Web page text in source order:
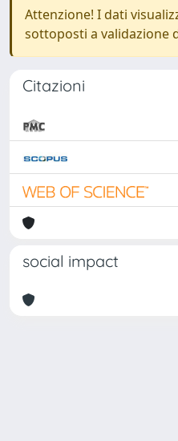
Attenzione! I dati
sottoposti a validazione
Citazioni
social impact